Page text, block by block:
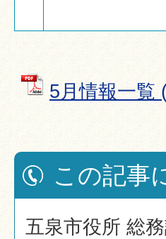
5月情報一覧
この記事
五泉市役所 総